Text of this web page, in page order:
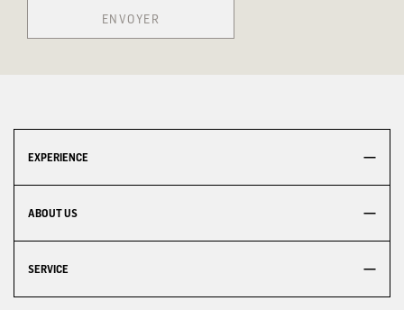
ENVOYER
EXPERIENCE
ABOUT US
SERVICE